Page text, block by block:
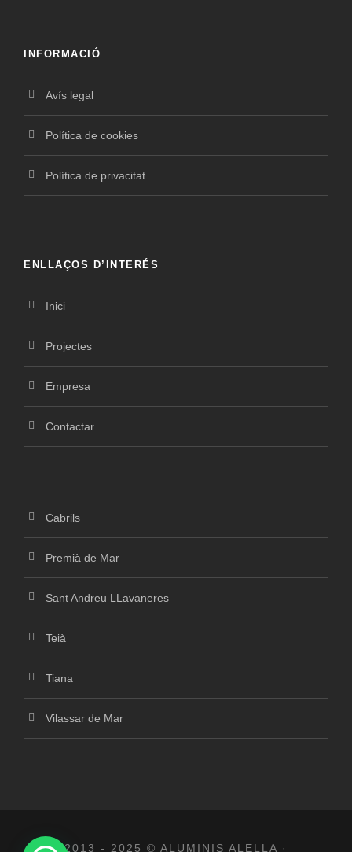
INFORMACIÓ
Avís legal
Política de cookies
Política de privacitat
ENLLAÇOS D’INTERÉS
Inici
Projectes
Empresa
Contactar
Cabrils
Premià de Mar
Sant Andreu LLavaneres
Teià
Tiana
Vilassar de Mar
2013 - 2025 © ALUMINIS ALELLA ·